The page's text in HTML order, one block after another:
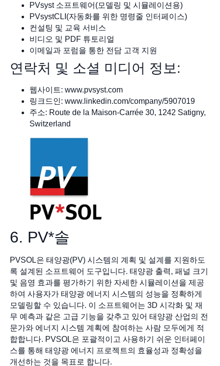
PVsyst 소프트웨어(모델링 및 시뮬레이션용)
PVsystCLI(자동화를 위한 명령줄 인터페이스)
컨설팅 및 교육 서비스
비디오 및 PDF 튜토리얼
이메일과 포럼을 통한 전담 고객 지원
연락처 및 소셜 미디어 정보:
웹사이트: www.pvsyst.com
링크드인: www.linkedin.com/company/5907019
주소: Route de la Maison-Carrée 30, 1242 Satigny,
Switzerland
6. PV*솔
PVSOL은 태양광(PV) 시스템의 계획 및 설계를 지원하도
록 설계된 소프트웨어 도구입니다. 태양광 출력, 패널 크기
및 음영 효과를 평가하기 위한 자세한 시뮬레이션을 제공
하여 사용자가 태양광 에너지 시스템의 성능을 정확하게
모델링할 수 있습니다. 이 소프트웨어는 3D 시각화 및 재
무 예측과 같은 고급 기능을 갖추고 있어 태양광 산업의 전
문가와 에너지 시스템 계획에 참여하는 사람 모두에게 적
합합니다. PVSOL은 포괄적이고 사용하기 쉬운 인터페이
스를 통해 태양광 에너지 프로젝트의 효율성과 정확성을
개선하는 것을 목표로 합니다.